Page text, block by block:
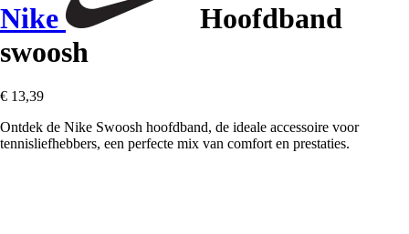
Nike
Hoofdband
swoosh
€ 13,39
Ontdek de Nike Swoosh hoofdband, de ideale accessoire voor
tennisliefhebbers, een perfecte mix van comfort en prestaties.